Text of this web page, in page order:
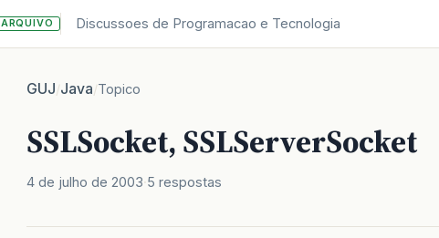
ARQUIVO Discussoes de Programacao e Tecnologia
GUJ/Java/Topico
SSLSocket, SSLServerSocket
4 de julho de 2003 5 respostas